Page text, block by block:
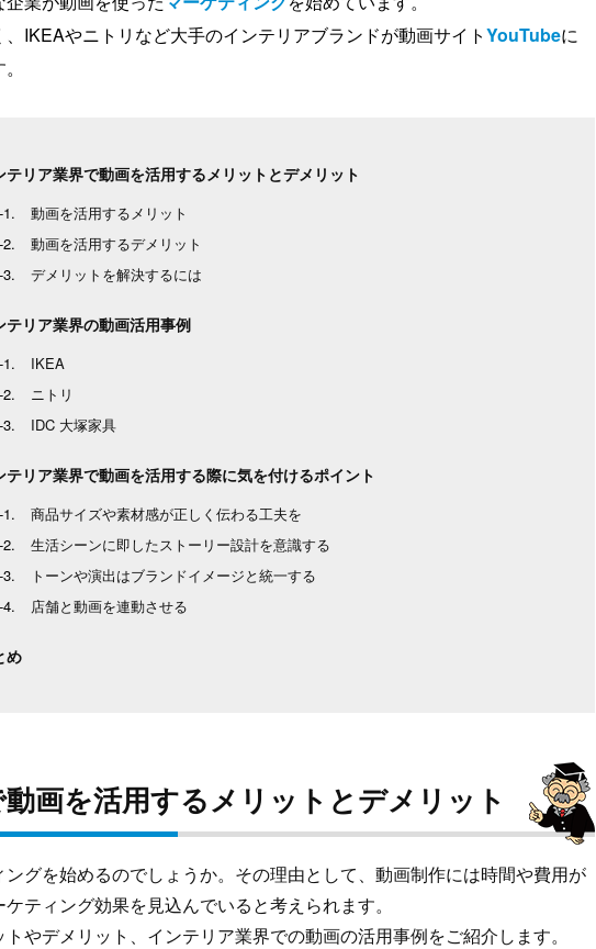
IKEAやニトリなど大手のインテリアブランドが動画サイトYouTubeに
テリア業界で動画を活用するメリットとデメリット
動画を活用するメリット
動画を活用するデメリット
デメリットを解決するには
テリア業界の動画活用事例
IKEA
ニトリ
IDC 大塚家具
テリア業界で動画を活用する際に気を付けるポイント
商品サイズや素材感が正しく伝わる工夫を
生活シーンに即したストーリー設計を意識する
トーンや演出はブランドイメージと統一する
店舗と動画を連動させる
め
画を活用するメリットとデメリット
グを始めるのでしょうか。その理由として、動画制作には時間や費用が
ティング効果を見込んでいると考えられます。
やデメリット、インテリア業界での動画の活用事例をご紹介します。